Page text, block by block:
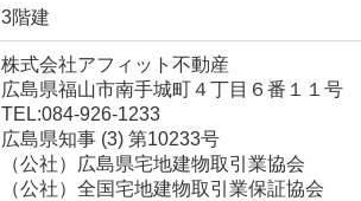
3階建
株式会社アフィット不動産
広島県福山市南手城町４丁目６番１１号
TEL:084-926-1233
広島県知事 (3) 第10233号
（公社）広島県宅地建物取引業協会
（公社）全国宅地建物取引業保証協会